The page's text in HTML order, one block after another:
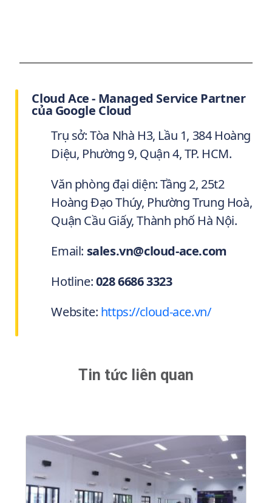
Cloud Ace - Managed Service Partner
của Google Cloud
Trụ sở: Tòa Nhà H3, Lầu 1, 384 Hoàng
Diệu, Phường 9, Quận 4, TP. HCM.
Văn phòng đại diện: Tầng 2, 25t2
Hoàng Đạo Thúy, Phường Trung Hoà,
Quận Cầu Giấy, Thành phố Hà Nội.
Email: sales.vn@cloud-ace.com
Hotline:028 6686 3323
Website: https://cloud-ace.vn/
Tin tức liên quan